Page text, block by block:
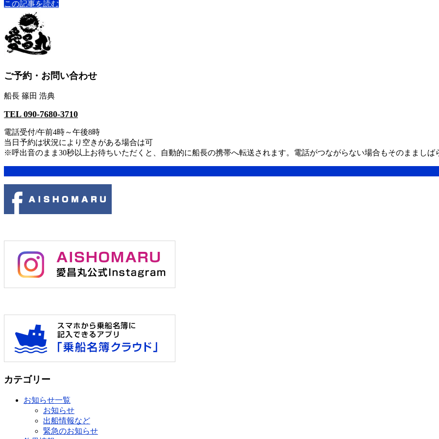
この記事を読む
ご予約・お問い合わせ
船長 篠田 浩典
TEL 090-7680-3710
電話受付/午前4時～午後8時
当日予約は状況により空きがある場合は可
※呼出音のまま30秒以上お待ちいただくと、自動的に船長の携帯へ転送されます。電話がつながらない場合もそのまましば
カテゴリー
お知らせ一覧
お知らせ
出船情報など
緊急のお知らせ